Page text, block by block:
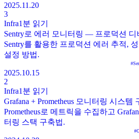
2025.11.20
3
Infra1분 읽기
Sentry로 에러 모니터링 — 프로덕션 디
Sentry를 활용한 프로덕션 에러 추적,
설정 방법.
#
2025.10.15
2
Infra1분 읽기
Grafana + Prometheus 모니터링 시스템
Prometheus로 메트릭을 수집하고
터링 스택 구축법.
#